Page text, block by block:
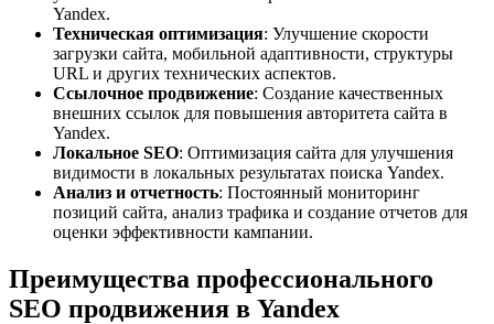
Yandex.
Техническая оптимизация: Улучшение скорости
загрузки сайта, мобильной адаптивности, структуры
URL и других технических аспектов.
Ссылочное продвижение: Создание качественных
внешних ссылок для повышения авторитета сайта в
Yandex.
Локальное SEO: Оптимизация сайта для улучшения
видимости в локальных результатах поиска Yandex.
Анализ и отчетность: Постоянный мониторинг
позиций сайта, анализ трафика и создание отчетов для
оценки эффективности кампании.
Преимущества профессионального
SEO продвижения в Yandex